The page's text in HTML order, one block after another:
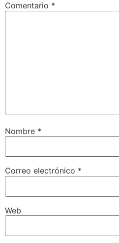
Comentario *
Nombre *
Correo electrónico *
Web